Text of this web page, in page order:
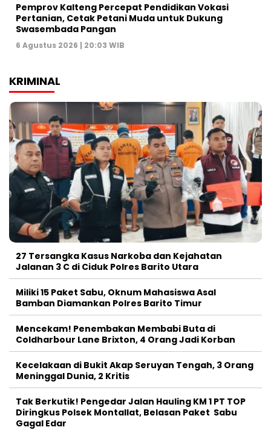
Pemprov Kalteng Percepat Pendidikan Vokasi
Pertanian, Cetak Petani Muda untuk Dukung
Swasembada Pangan
6 Agustus 2026 | 20:03 WIB
KRIMINAL
27 Tersangka Kasus Narkoba dan Kejahatan
Jalanan 3 C di Ciduk Polres Barito Utara
Miliki 15 Paket Sabu, Oknum Mahasiswa Asal
Bamban Diamankan Polres Barito Timur
Mencekam! Penembakan Membabi Buta di
Coldharbour Lane Brixton, 4 Orang Jadi Korban
Kecelakaan di Bukit Akap Seruyan Tengah, 3 Orang
Meninggal Dunia, 2 Kritis
Tak Berkutik! Pengedar Jalan Hauling KM 1 PT TOP
Diringkus Polsek Montallat, Belasan Paket Sabu
Gagal Edar